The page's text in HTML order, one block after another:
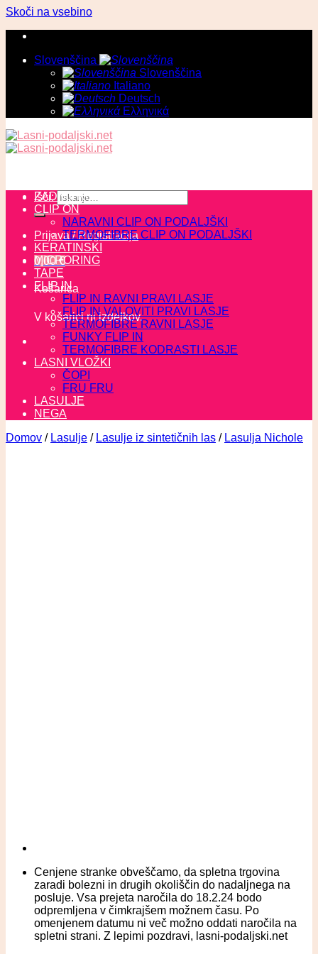
Skoči na vsebino
Slovenščina
Slovenščina
Italiano
Deutsch
Ελληνικά
Išči:
Prijava / Registracija
0,00€
Košarica
V košarici ni izdelkov.
ZADNJI KOSI
CLIP ON
NARAVNI CLIP ON PODALJŠKI
TERMOFIBRE CLIP ON PODALJŠKI
KERATINSKI
MICRORING
TAPE
FLIP IN
FLIP IN RAVNI PRAVI LASJE
FLIP IN VALOVITI PRAVI LASJE
TERMOFIBRE RAVNI LASJE
FUNKY FLIP IN
TERMOFIBRE KODRASTI LASJE
LASNI VLOŽKI
ČOPI
FRU FRU
LASULJE
NEGA
Domov / Lasulje / Lasulje iz sintetičnih las / Lasulja Nichole
Cenjene stranke obveščamo, da spletna trgovina
zaradi bolezni in drugih okoliščin do nadaljnega na
posluje. Vsa prejeta naročila do 18.2.24 bodo
odpremljena v čimkrajšem možnem času. Po
omenjenem datumu ni več možno oddati naročila na
spletni strani. Z lepimi pozdravi, lasni-podaljski.net